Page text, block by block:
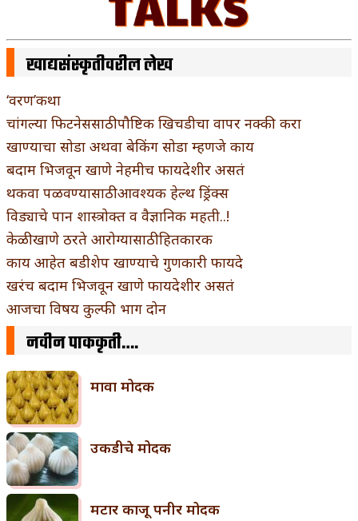
खाद्यसंस्कृतीवरील लेख
‘वरण’कथा
चांगल्या फिटनेससाठी पौष्टिक खिचडीचा वापर नक्की करा
खाण्याचा सोडा अथवा बेकिंग सोडा म्हणजे काय
बदाम भिजवून खाणे नेहमीच फायदेशीर असतं
थकवा पळवण्यासाठी आवश्यक हेल्थ ड्रिंक्स
विड्याचे पान शास्त्रोक्त व वैज्ञानिक महती..!
केळी खाणे ठरते आरोग्यासाठी हितकारक
काय आहेत बडीशेप खाण्याचे गुणकारी फायदे
खरंच बदाम भिजवून खाणे फायदेशीर असतं
आजचा विषय कुल्फी भाग दोन
नवीन पाककृती….
मावा मोदक
उकडीचे मोदक
मटार काजू पनीर मोदक